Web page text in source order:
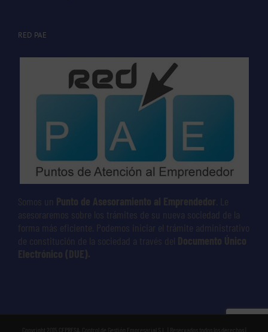
RED PAE
Somos un Punto de Asesoramiento al Emprendedor . Le
asesoraremos sobre los trámites de su nueva sociedad de la
forma más eficiente. Podemos iniciar el trámite administrativo
de constitución de la sociedad a través del Documento Único
Electrónico (DUE).
Copyright 2015 CEPRESA, Control de Gestión Empresarial S.L. | Reservados todos los derechos |